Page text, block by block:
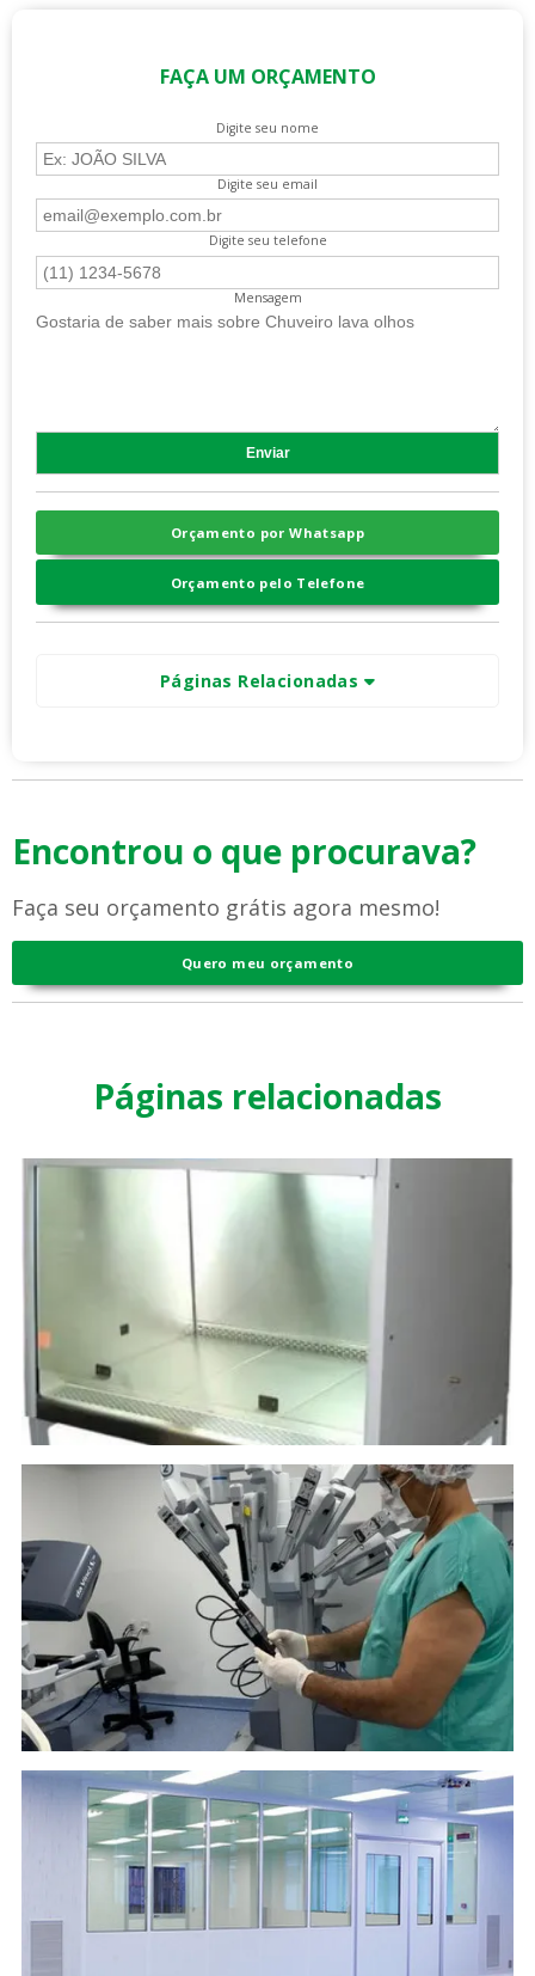
FAÇA UM ORÇAMENTO
Digite seu nome
Digite seu email
Digite seu telefone
Mensagem
Orçamento por Whatsapp
Orçamento pelo Telefone
Páginas Relacionadas
Encontrou o que procurava?
Faça seu orçamento grátis agora mesmo!
Quero meu orçamento
Páginas relacionadas